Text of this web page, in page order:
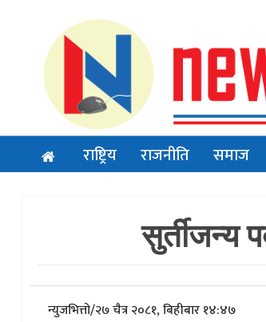
राष्ट्रिय राजनीति समाज
सुर्तीजन्य
न्युजभित्तो/२७ चैत्र २०८१, बिहीबार १४:४७